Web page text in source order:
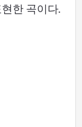
한 곡이다.